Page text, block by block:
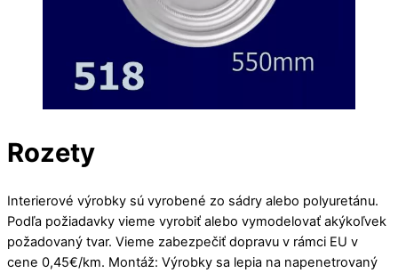
Rozety
Interierové výrobky sú vyrobené zo sádry alebo polyuretánu.
Podľa požiadavky vieme vyrobiť alebo vymodelovať akýkoľvek
požadovaný tvar. Vieme zabezpečiť dopravu v rámci EU v
cene 0,45€/km. Montáž: Výrobky sa lepia na napenetrovaný